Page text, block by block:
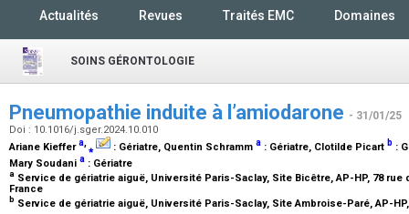
Actualités Revues Traités EMC Domaines
SOINS GÉRONTOLOGIE
Pneumopathie induite à l’amiodarone - 31/01/25
Doi : 10.1016/j.sger.2024.10.010
Ariane Kieffera,⁎ : Gériatre, Quentin Schramm a : Gériatre, Clotilde Picart b :
Mary Soudani a : Gériatre
a Service de gériatrie aiguë, Université Paris-Saclay, Site Bicêtre, AP-HP, 78
France
b Service de gériatrie aiguë, Université Paris-Saclay, Site Ambroise-Paré, AP-